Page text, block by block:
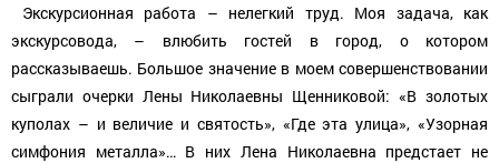
Экскурсионная работа – нелегкий труд. Моя задача, как
экскурсовода, – влюбить гостей в город, о котором
рассказываешь. Большое значение в моем совершенствовании
сыграли очерки Лены Николаевны Щенниковой: «В золотых
куполах – и величие и святость», «Где эта улица», «Узорная
симфония металла»… В них Лена Николаевна предстает не